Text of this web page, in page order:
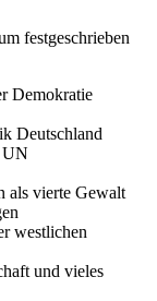
festgeschrieben
Demokratie
Deutschland
UN
als vierte Gewalt
westlichen
und vieles